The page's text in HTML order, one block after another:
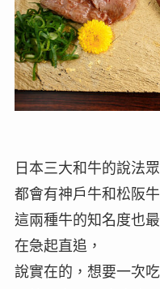
日本三大和牛的說法
都會有神戶牛和松阪牛
這兩種牛的知名度也
在急起直追，
說實在的，想要一次